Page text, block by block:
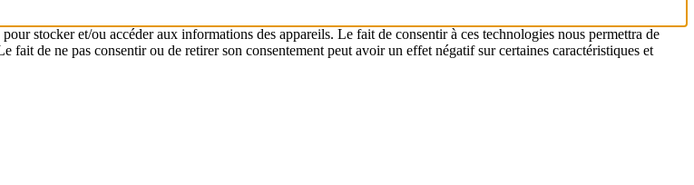
stocker et/ou accéder aux informations des appareils. Le fait de consentir à ces technologies nous permettra de
de ne pas consentir ou de retirer son consentement peut avoir un effet négatif sur certaines caractéristiques et